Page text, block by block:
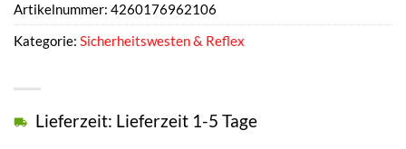
Lieferzeit: Lieferzeit 1-5 Tage
Artikelnummer: 4260176962106
Kategorie: Sicherheitswesten & Reflex